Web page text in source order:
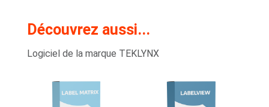
Découvrez aussi...
Logiciel de la marque TEKLYNX